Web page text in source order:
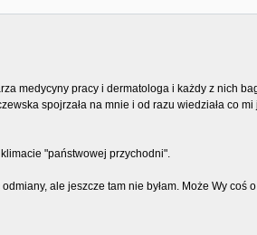
medycyny pracy i dermatologa i każdy z nich
spojrzała na mnie i od razu wiedziała co
"państwowej przychodni".
ale jeszcze tam nie byłam. Może Wy coś